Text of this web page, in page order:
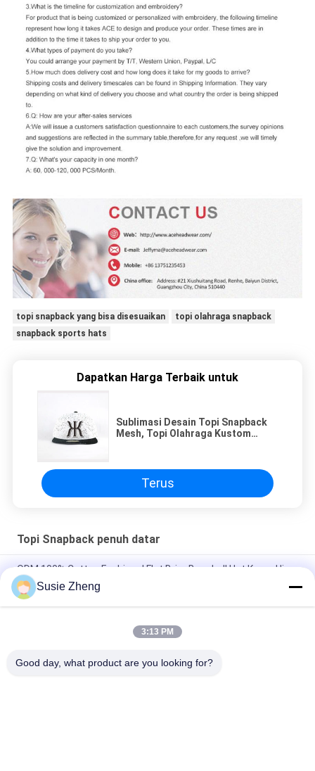
topi snapback yang bisa disesuaikan
topi olahraga snapback
snapback sports hats
Dapatkan Harga Terbaik untuk
Sublimasi Desain Topi Snapback
Mesh, Topi Olahraga Kustom
Terus
Topi Snapback penuh datar
ODM 100% Cotton Fashional Flat Brim Baseball Hat Korea Hip
Hop Cap
Topi Snapback Bordir Cotton Flat Bill Gorras 3D Untuk Pria
Customized Design black embroidery national flag special
Susie Zheng
3:13 PM
Good day, what product are you looking for?